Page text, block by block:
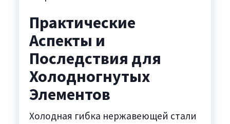
Практические
Аспекты и
Последствия для
Холодногнутых
Элементов
Холодная гибка нержавеющей стали